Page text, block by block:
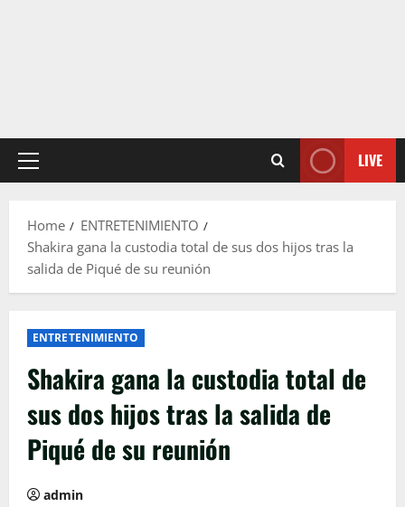
Primary
LIVE
Home
ENTRETENIMIENTO
Shakira gana la custodia total de sus dos hijos tras la
salida de Piqué de su reunión
ENTRETENIMIENTO
Shakira gana la custodia total de
sus dos hijos tras la salida de
Piqué de su reunión
admin